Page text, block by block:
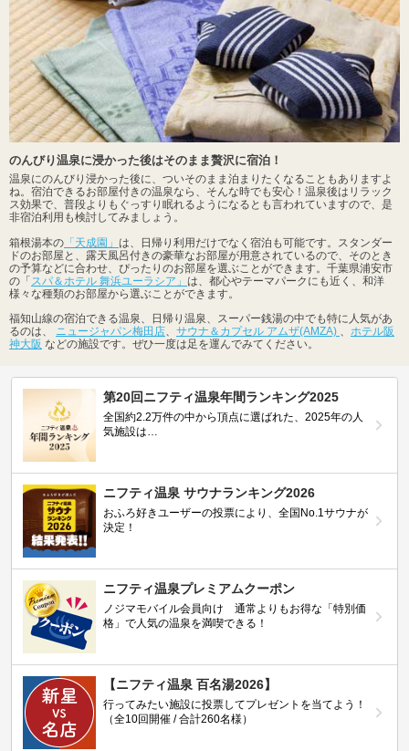
のんびり温泉に浸かった後はそのまま贅沢に宿泊！
温泉にのんびり浸かった後に、ついそのまま泊まりたくなることもありますよ
ね。宿泊できるお部屋付きの温泉なら、そんな時でも安心！温泉後はリラック
ス効果で、普段よりもぐっすり眠れるようになるとも言われていますので、是
非宿泊利用も検討してみましょう。
箱根湯本の 「天成園」 は、日帰り利用だけでなく宿泊も可能です。スタンダー
ドのお部屋と、露天風呂付きの豪華なお部屋が用意されているので、そのとき
の予算などに合わせ、ぴったりのお部屋を選ぶことができます。千葉県浦安市
の「 スパ＆ホテル 舞浜ユーラシア」 は、都心やテーマパークにも近く、和洋
様々な種類のお部屋から選ぶことができます。
福知山線の宿泊できる温泉、日帰り温泉、スーパー銭湯の中でも特に人気があ
るのは、 ニュージャパン梅田店、 サウナ＆カプセル アムザ(AMZA) 、 ホテル阪
神大阪 などの施設です。ぜひ一度は足を運んでみてください。
第20回ニフティ温泉年間ランキング2025
全国約2.2万件の中から頂点に選ばれた、2025年の人
気施設は…
ニフティ温泉 サウナランキング2026
おふろ好きユーザーの投票により、全国No.1サウナが
決定！
ニフティ温泉プレミアムクーポン
ノジマモバイル会員向け 通常よりもお得な「特別価
格」で人気の温泉を満喫できる！
【ニフティ温泉 百名湯2026】
行ってみたい施設に投票してプレゼントを当てよう！
（全10回開催 / 合計260名様）